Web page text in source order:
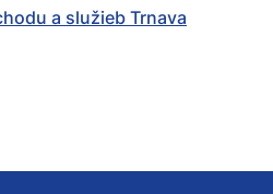
a služieb Trnava